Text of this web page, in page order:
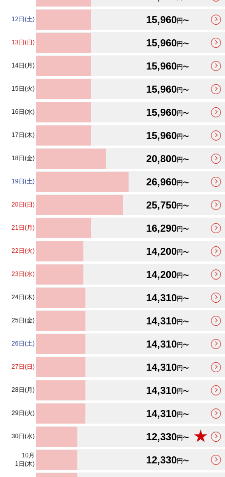
12日(土) 15,960円〜
13日(日) 15,960円〜
14日(月) 15,960円〜
15日(火) 15,960円〜
16日(水) 15,960円〜
17日(木) 15,960円〜
18日(金) 20,800円〜
19日(土) 26,960円〜
20日(日) 25,750円〜
21日(月) 16,290円〜
22日(火) 14,200円〜
23日(水) 14,200円〜
24日(木) 14,310円〜
25日(金) 14,310円〜
26日(土) 14,310円〜
27日(日) 14,310円〜
28日(月) 14,310円〜
29日(火) 14,310円〜
30日(水) 12,330円〜 ★
10月
1日(木)
12,330円〜